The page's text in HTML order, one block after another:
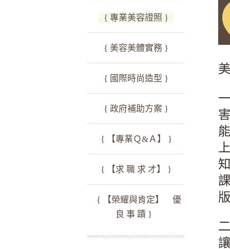
{ 專業美容證照 }
{ 美容美體實務 }
{ 國際時尚造型 }
{ 政府補助方案 }
{ 【專業Ｑ&Ａ】 }
{ 【求 職 求 才】 }
{ 【榮耀與肯定】 優
良 事 蹟 }